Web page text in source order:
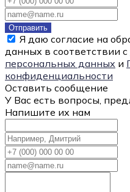
Отправить
Я даю согласие на
данных в соответствии с
персональных данных и
конфиденциальности
Оставить сообщение
У Вас есть вопросы,
Напишите их нам